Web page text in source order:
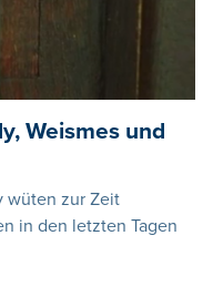
Weismes und
wüten zur Zeit
in den letzten Tagen